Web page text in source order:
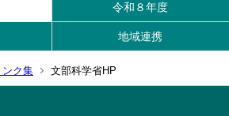
令和８年度
地域連携
ンク集 文部科学省HP